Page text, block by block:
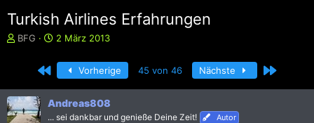
Turkish Airlines Erfahrungen
E
e
l
l
BFG
E
s
t
e
l
2 März 2013
Erste Vorherige 45 von 46 Nächste Letzte
Andreas808
... sei dankbar und genieße Deine Zeit! Autor